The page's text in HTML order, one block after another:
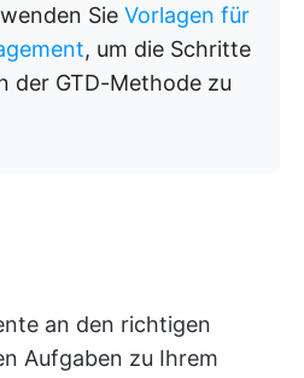
Sie Vorlagen für
, um die Schritte
der GTD-Methode zu
an den richtigen
Aufgaben zu Ihrem